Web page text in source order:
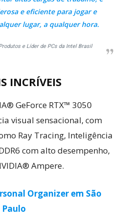
e eficiente para jogar e
lugar, a qualquer hora.
e Líder de PCs da Intel Brasil
INCRÍVEIS
GeForce RTX™ 3050
visual sensacional, com
Ray Tracing, Inteligência
com alto desempenho,
Ampere.
Organizer em São
Paulo